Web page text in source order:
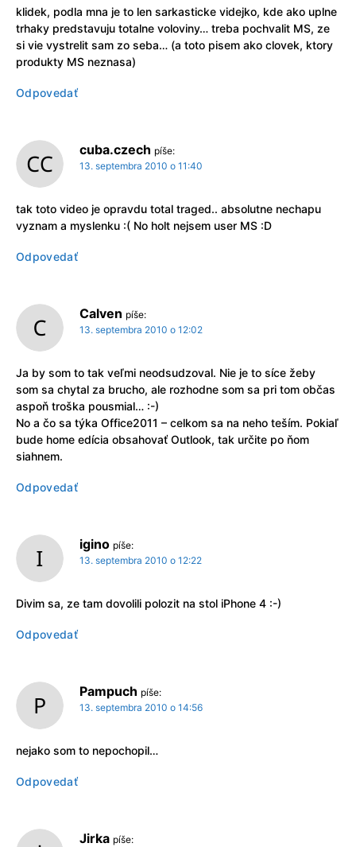
klidek, podla mna je to len sarkasticke videjko, kde ako uplne
trhaky predstavuju totalne voloviny… treba pochvalit MS, ze
si vie vystrelit sam zo seba… (a toto pisem ako clovek, ktory
produkty MS neznasa)
Odpovedať
cuba.czech píše:
13. septembra 2010 o 11:40
tak toto video je opravdu total traged.. absolutne nechapu
vyznam a myslenku :( No holt nejsem user MS :D
Odpovedať
Calven píše:
13. septembra 2010 o 12:02
Ja by som to tak veľmi neodsudzoval. Nie je to síce žeby
som sa chytal za brucho, ale rozhodne som sa pri tom občas
aspoň troška pousmial… :-)
No a čo sa týka Office2011 – celkom sa na neho teším. Pokiaľ
bude home edícia obsahovať Outlook, tak určite po ňom
siahnem.
Odpovedať
igino píše:
13. septembra 2010 o 12:22
Divim sa, ze tam dovolili polozit na stol iPhone 4 :-)
Odpovedať
Pampuch píše:
13. septembra 2010 o 14:56
nejako som to nepochopil…
Odpovedať
Jirka píše: